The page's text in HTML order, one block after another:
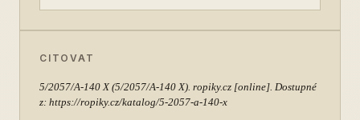
CITOVAT
5/2057/A-140 X(5/2057/A-140 X). ropiky.cz [online]. Dostupné
z: https://ropiky.cz/katalog/5-2057-a-140-x